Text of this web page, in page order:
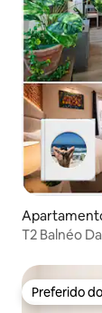
T2 Balnéo
Preferido
Preferido